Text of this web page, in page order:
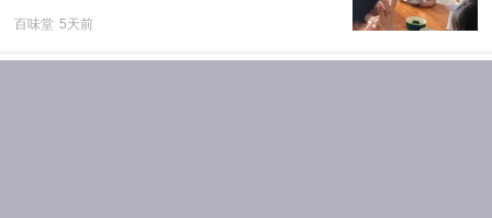
遮羞布
百味堂 5天前